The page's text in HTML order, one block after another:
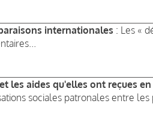
internationales : Les «
les aides qu'elles ont reçues en
sociales patronales entre les